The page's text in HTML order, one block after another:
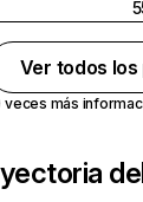
Ver todos
veces más